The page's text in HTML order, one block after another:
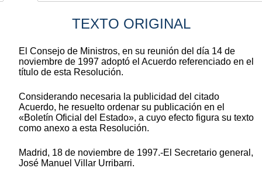
TEXTO ORIGINAL
El Consejo de Ministros, en su reunión del día 14 de
noviembre de 1997 adoptó el Acuerdo referenciado en el
título de esta Resolución.
Considerando necesaria la publicidad del citado
Acuerdo, he resuelto ordenar su publicación en el
«Boletín Oficial del Estado», a cuyo efecto figura su texto
como anexo a esta Resolución.
Madrid, 18 de noviembre de 1997.-El Secretario general,
José Manuel Villar Urribarri.